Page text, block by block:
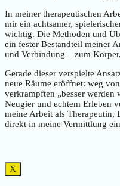
In meiner therapeutischen
mir ein achtsamer,
wichtig. Die Methoden und
ein fester Bestandteil meiner
und Verbindung – zum
Gerade dieser verspielte
neue Räume eröffnet: weg
verkrampften „besser
Neugier und echtem Erleben
meine Arbeit als
direkt in meine Vermittlung
X